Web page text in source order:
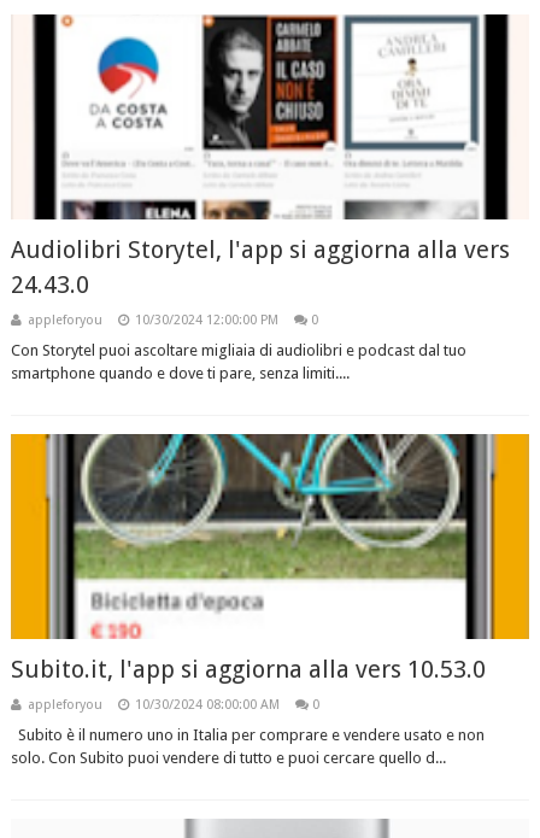
Audiolibri Storytel, l'app si aggiorna alla vers
24.43.0
appleforyou 10/30/2024 12:00:00 PM 0
Con Storytel puoi ascoltare migliaia di audiolibri e podcast dal tuo
smartphone quando e dove ti pare, senza limiti....
Subito.it, l'app si aggiorna alla vers 10.53.0
appleforyou 10/30/2024 08:00:00 AM 0
Subito è il numero uno in Italia per comprare e vendere usato e non
solo. Con Subito puoi vendere di tutto e puoi cercare quello d...